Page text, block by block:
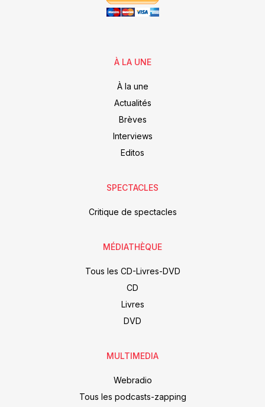
À LA UNE
À la une
Actualités
Brèves
Interviews
Editos
SPECTACLES
Critique de spectacles
MÉDIATHÈQUE
Tous les CD-Livres-DVD
CD
Livres
DVD
MULTIMEDIA
Webradio
Tous les podcasts-zapping